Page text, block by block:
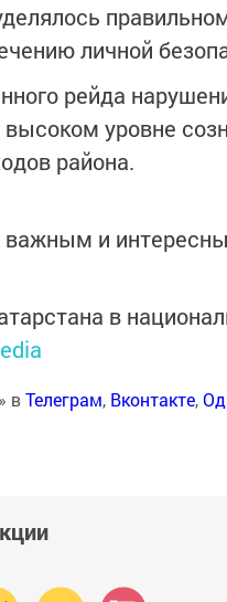
личной
рейда
уровне
района.
и
в
вТелеграм, Вконтакте,